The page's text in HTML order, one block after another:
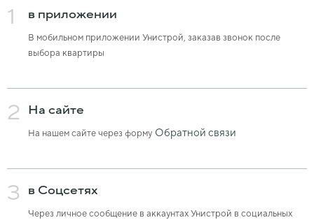
1 в приложении
В мобильном приложении Унистрой, заказав звонок после
выбора квартиры
2 На сайте
На нашем сайте через форму Обратной связи
3 в Соцсетях
Через личное сообщение в аккаунтах Унистрой в социальных